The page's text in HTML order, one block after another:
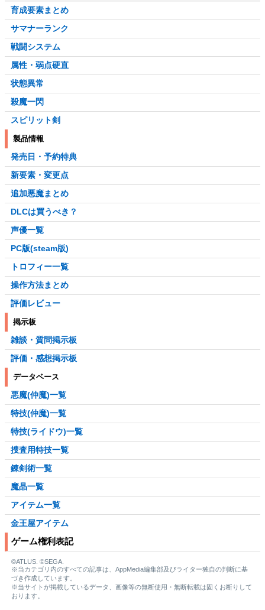
育成要素まとめ
サマナーランク
戦闘システム
属性・弱点硬直
状態異常
殺魔一閃
スピリット剣
製品情報
発売日・予約特典
新要素・変更点
追加悪魔まとめ
DLCは買うべき？
声優一覧
PC版(steam版)
トロフィー一覧
操作方法まとめ
評価レビュー
掲示板
雑談・質問掲示板
評価・感想掲示板
データベース
悪魔(仲魔)一覧
特技(仲魔)一覧
特技(ライドウ)一覧
捜査用特技一覧
錬剣術一覧
魔晶一覧
アイテム一覧
金王屋アイテム
ゲーム権利表記
©ATLUS. ©SEGA.
※当カテゴリ内のすべての記事は、AppMedia編集部及びライター独自の判断に基
づき作成しています。
※当サイトが掲載しているデータ、画像等の無断使用・無断転載は固くお断りして
おります。